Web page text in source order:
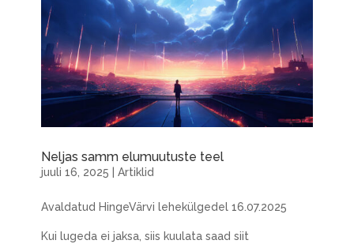
Neljas samm elumuutuste teel
juuli 16, 2025 Artiklid
Avaldatud HingeVärvi lehekülgedel 16.07.2025
Kui lugeda ei jaksa, siis kuulata saad siit